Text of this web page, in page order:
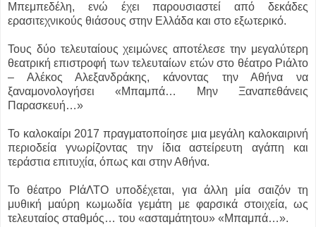
Μπεμπεδέλη, ενώ έχει παρουσιαστεί από δεκάδες
ερασιτεχνικούς θιάσους στην Ελλάδα και στο εξωτερικό.
Τους δύο τελευταίους χειμώνες αποτέλεσε την μεγαλύτερη
θεατρική επιστροφή των τελευταίων ετών στο θέατρο Ριάλτο
– Αλέκος Αλεξανδράκης, κάνοντας την Αθήνα να
ξαναμονολογήσει «Μπαμπά… Μην Ξαναπεθάνεις
Παρασκευή…»
Το καλοκαίρι 2017 πραγματοποίησε μια μεγάλη καλοκαιρινή
περιοδεία γνωρίζοντας την ίδια αστείρευτη αγάπη και
τεράστια επιτυχία, όπως και στην Αθήνα.
Το θέατρο ΡΙάΛΤΟ υποδέχεται, για άλλη μία σαιζόν τη
μυθική μαύρη κωμωδία γεμάτη με φαρσικά στοιχεία, ως
τελευταίος σταθμός… του «ασταμάτητου» «Μπαμπά…».